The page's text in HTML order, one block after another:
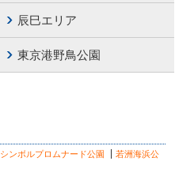
辰巳エリア
東京港野鳥公園
シンボルプロムナード公園
若洲海浜公